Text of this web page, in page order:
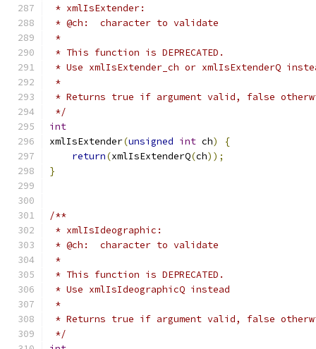
* xmlIsExtender:
* @ch:  character to validate
*
* This function is DEPRECATED.
* Use xmlIsExtender_ch or xmlIsExtenderQ
*
* Returns true if argument valid, false
*/
int
xmlIsExtender(unsigned int ch)
{
return(xmlIsExtenderQ(ch));
}
/**
* xmlIsIdeographic:
* @ch:  character to validate
*
* This function is DEPRECATED.
* Use xmlIsIdeographicQ instead
*
* Returns true if argument valid, false
*/